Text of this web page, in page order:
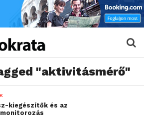
"aktivitásmérő"
kiegészítők és az